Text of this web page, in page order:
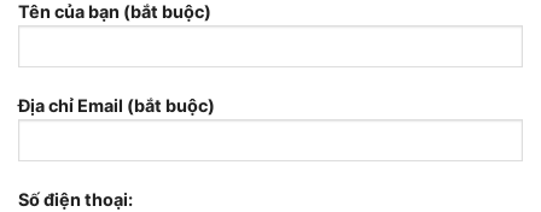
Tên của bạn (bắt buộc)
Địa chỉ Email (bắt buộc)
Số điện thoại: